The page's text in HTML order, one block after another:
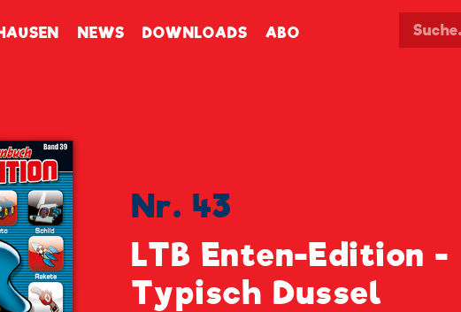
NEWS DOWNLOADS ABO
Nr. 43
LTB Enten-Edition -
Typisch Dussel